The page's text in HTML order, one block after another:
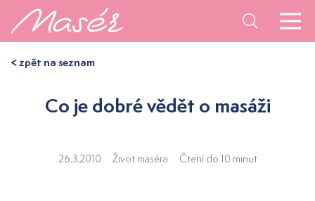
< zpět na seznam
Co je dobré vědět o masáži
26.3.2010 Život maséra Čtení do 10 minut